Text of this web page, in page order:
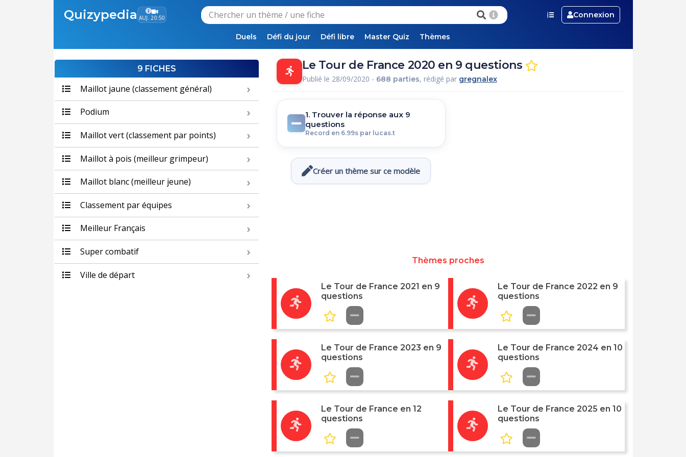
Quizypedia AUJ. 20:50 Connexion
Duels Défi du jour Défi libre Master Quiz Thèmes
9 FICHES
Maillot jaune (classement général)
Podium
Maillot vert (classement par points)
Maillot à pois (meilleur grimpeur)
Maillot blanc (meilleur jeune)
Classement par équipes
Meilleur Français
Super combatif
Ville de départ
Le Tour de France 2020 en 9 questions
Publié le 28/09/2020 - 688 parties, rédigé par gregnalex
1. Trouver la réponse aux 9
questions
Record en 6.99s par lucas.t
Créer un thème sur ce modèle
Thèmes proches
Le Tour de France 2021 en 9
questions
Le Tour de France 2022 en 9
questions
Le Tour de France 2023 en 9
questions
Le Tour de France 2024 en 10
questions
Le Tour de France en 12
questions
Le Tour de France 2025 en 10
questions